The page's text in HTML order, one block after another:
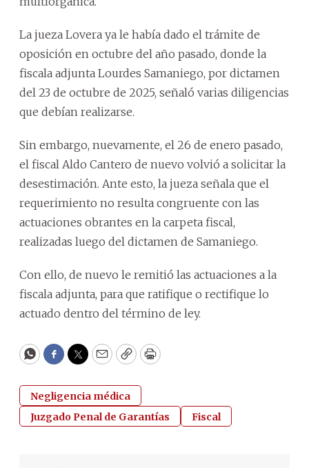
La jueza Lovera ya le había dado el trámite de
oposición en octubre del año pasado, donde la
fiscala adjunta Lourdes Samaniego, por dictamen
del 23 de octubre de 2025, señaló varias diligencias
que debían realizarse.
Sin embargo, nuevamente, el 26 de enero pasado,
el fiscal Aldo Cantero de nuevo volvió a solicitar la
desestimación. Ante esto, la jueza señala que el
requerimiento no resulta congruente con las
actuaciones obrantes en la carpeta fiscal,
realizadas luego del dictamen de Samaniego.
Con ello, de nuevo le remitió las actuaciones a la
fiscala adjunta, para que ratifique o rectifique lo
actuado dentro del término de ley.
WhatsApp
Facebook
Twitter
EmailCopyPrint
Negligencia médica
Juzgado Penal de Garantías
Fiscal